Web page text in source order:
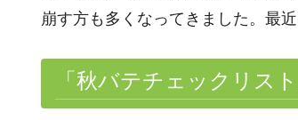
崩す方も多くなってきました。最
「秋バテチェックリス